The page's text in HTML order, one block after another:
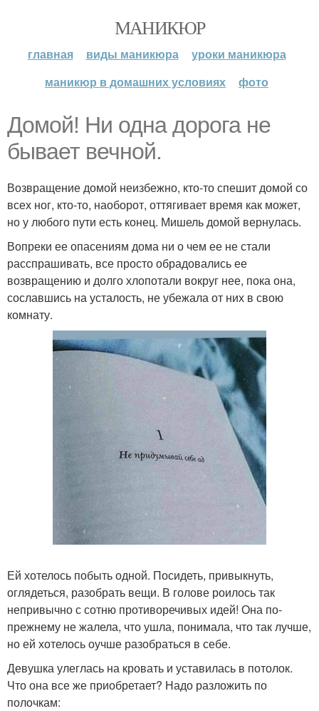
МАНИКЮР
главная виды маникюра
уроки маникюра
маникюр в домашних условиях
фото
Домой! Ни одна дорога не
бывает вечной.
Возвращение домой неизбежно, кто-то спешит домой со
всех ног, кто-то, наоборот, оттягивает время как может,
но у любого пути есть конец. Мишель домой вернулась.
Вопреки ее опасениям дома ни о чем ее не стали
расспрашивать, все просто обрадовались ее
возвращению и долго хлопотали вокруг нее, пока она,
сославшись на усталость, не убежала от них в свою
комнату.
Ей хотелось побыть одной. Посидеть, привыкнуть,
оглядеться, разобрать вещи. В голове роилось так
непривычно с сотню противоречивых идей! Она по-
прежнему не жалела, что ушла, понимала, что так лучше,
но ей хотелось оучше разобраться в себе.
Девушка улеглась на кровать и уставилась в потолок.
Что она все же приобретает? Надо разложить по
полочкам: